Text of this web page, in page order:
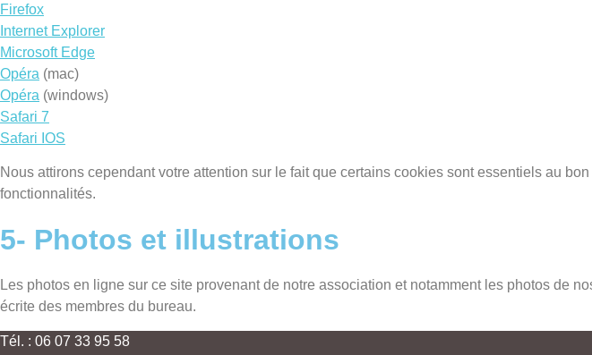
Firefox
Internet Explorer
Microsoft Edge
Opéra (mac)
Opéra (windows)
Safari 7
Safari IOS
Nous attirons cependant votre attention sur le fait que certains cookies sont essentiels au
fonctionnalités.
5- Photos et illustrations
Les photos en ligne sur ce site provenant de notre association et notamment les photos de
écrite des membres du bureau.
Tél. : 06 07 33 95 58